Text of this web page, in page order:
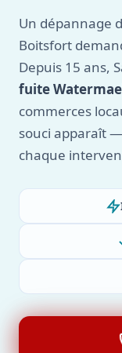
Un dépannage
Boitsfort
Depuis 15 ans,
fuite
commerces
souci apparaît
chaque